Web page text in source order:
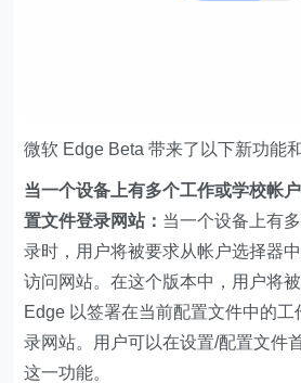
微软 Edge Beta 带来了以下新功能和
当一个设备上有多个工作或学校帐
置文件登录网站： 当一个设备上有
录时，用户将被要求从帐户选择器
访问网站。在这个版本中，用户将
Edge 以签署在当前配置文件中的
录网站。用户可以在设置/配置文件
这一功能。